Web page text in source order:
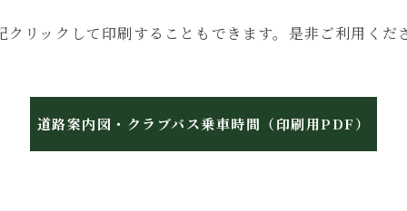
リックして印刷することもできます。是非ご利用くだ
道路案内図・クラブバス乗車時間（印刷用PDF）